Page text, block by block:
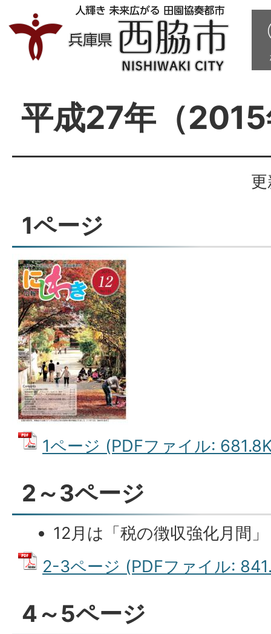
平成27年（
1ページ
1ページ (PDFファイル:
2～3ページ
12月は「税の徴収強化月間」
2-3ページ (PDFファイル:
4～5ページ